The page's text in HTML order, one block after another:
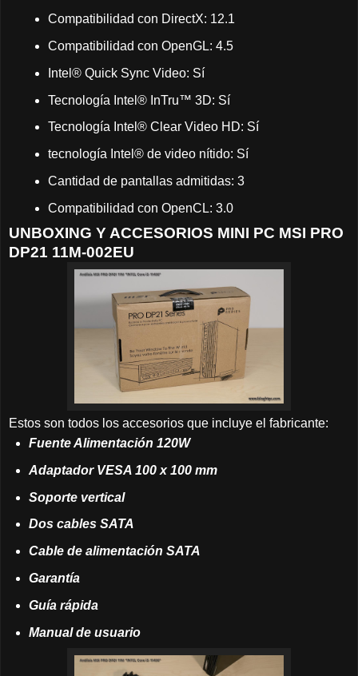
Compatibilidad con DirectX: 12.1
Compatibilidad con OpenGL: 4.5
Intel® Quick Sync Video: Sí
Tecnología Intel® InTru™ 3D: Sí
Tecnología Intel® Clear Video HD: Sí
tecnología Intel® de video nítido: Sí
Cantidad de pantallas admitidas: 3
Compatibilidad con OpenCL: 3.0
UNBOXING Y ACCESORIOS MINI PC MSI PRO
DP21 11M-002EU
Estos son todos los accesorios que incluye el fabricante:
Fuente Alimentación 120W
Adaptador VESA 100 x 100 mm
Soporte vertical
Dos cables SATA
Cable de alimentación SATA
Garantía
Guía rápida
Manual de usuario